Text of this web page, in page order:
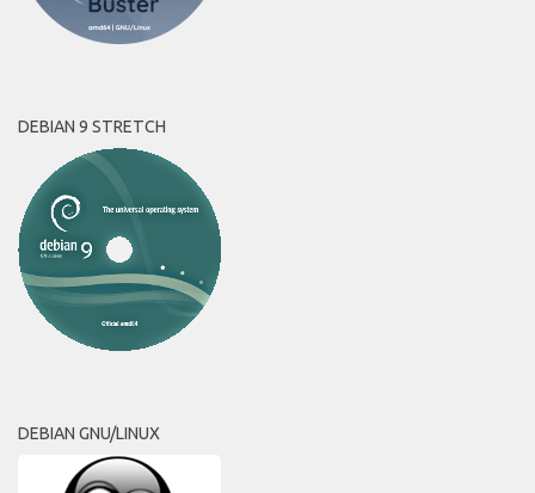
DEBIAN 9 STRETCH
DEBIAN GNU/LINUX